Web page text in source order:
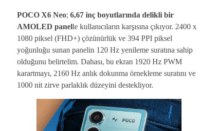
POCO X6 Neo; 6,67 inç boyutlarında delikli bir
AMOLED panelle kullanıcıların karşısına çıkıyor. 2400 x
1080 piksel (FHD+) çözünürlük ve 394 PPI piksel
yoğunluğu sunan panelin 120 Hz yenileme suratına sahip
olduğunu belirtelim. Dahası, bu ekran 1920 Hz PWM
karartmayı, 2160 Hz anlık dokunma örnekleme suratını ve
1000 nit zirve parlaklık düzeyini destekliyor.